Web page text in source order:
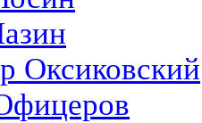
Оксиковский